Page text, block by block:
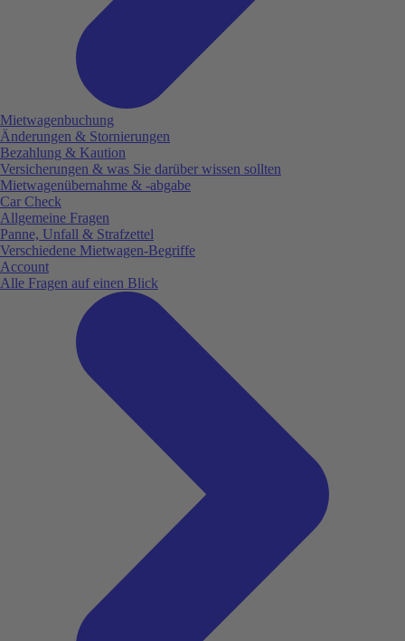
Mietwagenbuchung
Änderungen & Stornierungen
Bezahlung & Kaution
Versicherungen & was Sie darüber wissen sollten
Mietwagenübernahme & -abgabe
Car Check
Allgemeine Fragen
Panne, Unfall & Strafzettel
Verschiedene Mietwagen-Begriffe
Account
Alle Fragen auf einen Blick